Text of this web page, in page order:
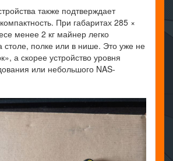
также подтверждает
При габаритах 285 ×
менее 2 кг майнер легко
столе, полке или в нише. Это уже не
а скорее устройство уровня
или небольшого NAS-